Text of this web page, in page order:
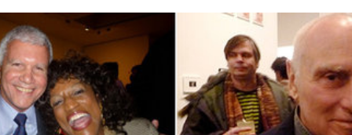
Lizzy Lee和我创办了
（名字来自于我们小时候
在长岛生活时将两个街区连接起来的街名）,作为项
目的艺术总监，她希望能用成本划算的棕色塑胶纸
做封皮,囊括第一期的所有内容。就如大多数艺术项
目一样，所有的决定都是在我们力所能及的范围内